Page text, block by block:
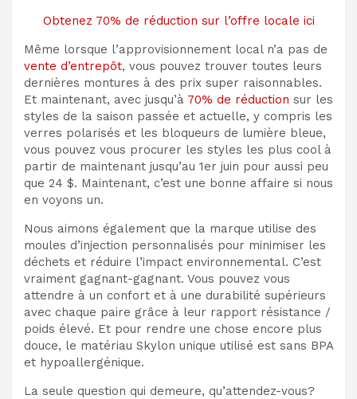
Obtenez 70% de réduction sur l’offre locale ici
Même lorsque l’approvisionnement local n’a pas de
vente d’entrepôt, vous pouvez trouver toutes leurs
dernières montures à des prix super raisonnables.
Et maintenant, avec jusqu’à 70% de réduction sur les
styles de la saison passée et actuelle, y compris les
verres polarisés et les bloqueurs de lumière bleue,
vous pouvez vous procurer les styles les plus cool à
partir de maintenant jusqu’au 1er juin pour aussi peu
que 24 $. Maintenant, c’est une bonne affaire si nous
en voyons un.
Nous aimons également que la marque utilise des
moules d’injection personnalisés pour minimiser les
déchets et réduire l’impact environnemental. C’est
vraiment gagnant-gagnant. Vous pouvez vous
attendre à un confort et à une durabilité supérieurs
avec chaque paire grâce à leur rapport résistance /
poids élevé. Et pour rendre une chose encore plus
douce, le matériau Skylon unique utilisé est sans BPA
et hypoallergénique.
La seule question qui demeure, qu’attendez-vous?